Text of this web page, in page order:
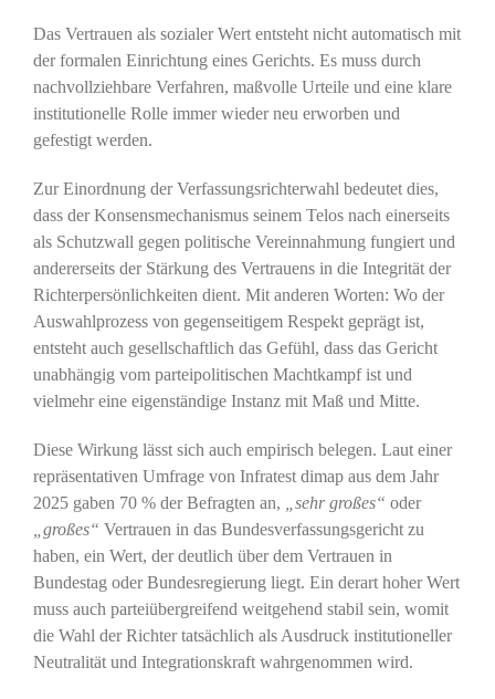
Das Vertrauen als sozialer Wert entsteht nicht automatisch mit
der formalen Einrichtung eines Gerichts. Es muss durch
nachvollziehbare Verfahren, maßvolle Urteile und eine klare
institutionelle Rolle immer wieder neu erworben und
gefestigt werden.
Zur Einordnung der Verfassungsrichterwahl bedeutet dies,
dass der Konsensmechanismus seinem Telos nach einerseits
als Schutzwall gegen politische Vereinnahmung fungiert und
andererseits der Stärkung des Vertrauens in die Integrität der
Richterpersönlichkeiten dient. Mit anderen Worten: Wo der
Auswahlprozess von gegenseitigem Respekt geprägt ist,
entsteht auch gesellschaftlich das Gefühl, dass das Gericht
unabhängig vom parteipolitischen Machtkampf ist und
vielmehr eine eigenständige Instanz mit Maß und Mitte.
Diese Wirkung lässt sich auch empirisch belegen. Laut einer
repräsentativen Umfrage von Infratest dimap aus dem Jahr
2025 gaben 70 % der Befragten an,
„sehr großes“ oder
„großes“ Vertrauen in das Bundesverfassungsgericht zu
haben, ein Wert, der deutlich über dem Vertrauen in
Bundestag oder Bundesregierung liegt. Ein derart hoher Wert
muss auch parteiübergreifend weitgehend stabil sein, womit
die Wahl der Richter tatsächlich als Ausdruck institutioneller
Neutralität und Integrationskraft wahrgenommen wird.